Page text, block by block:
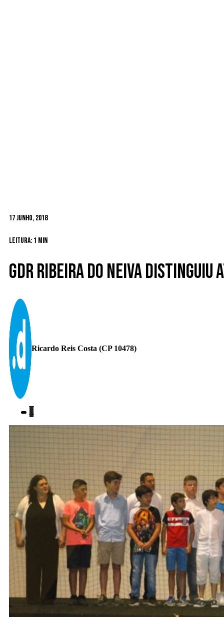
17 Junho, 2018
Leitura: 1 min
GDR Ribeira do Neiva
Ricardo Reis Costa (CP 10478)